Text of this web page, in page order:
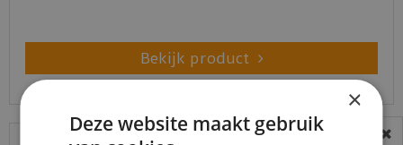
Bekijk product
×
Deze website maakt gebruik